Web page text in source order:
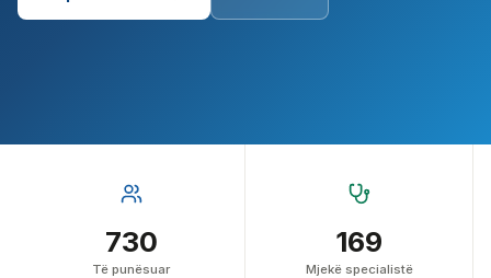
730
Të punësuar
169
Mjekë specialistë